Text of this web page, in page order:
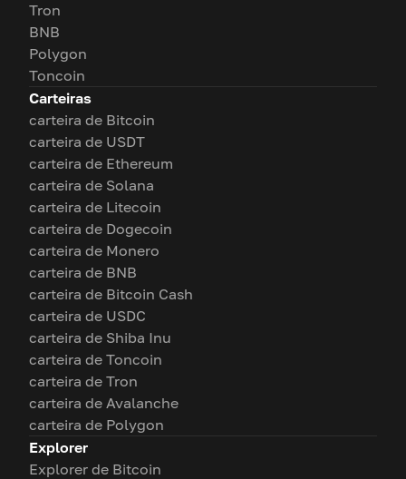
Tron
BNB
Polygon
Toncoin
Carteiras
carteira de Bitcoin
carteira de USDT
carteira de Ethereum
carteira de Solana
carteira de Litecoin
carteira de Dogecoin
carteira de Monero
carteira de BNB
carteira de Bitcoin Cash
carteira de USDC
carteira de Shiba Inu
carteira de Toncoin
carteira de Tron
carteira de Avalanche
carteira de Polygon
Explorer
Explorer de Bitcoin